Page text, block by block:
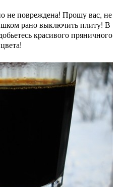
не повреждена! Прошу вас, не
рано выключить плиту! В
красивого пряничного
цвета!